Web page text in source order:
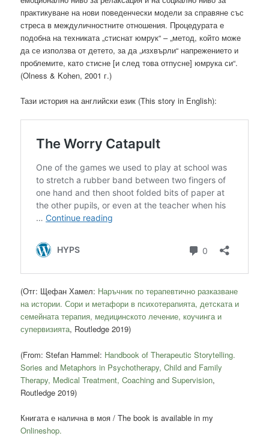
практикуване на нови поведенчески модели за справяне със
стреса в междуличностните отношения. Процедурата е
подобна на техниката „стиснат юмрук“ – „метод, който може
да се използва от детето, за да „изхвърли“ напрежението и
проблемите, като стисне [и след това отпусне] юмрука си“.
(Olness & Kohen, 2001 г.)
Тази история на английски език (This story in English):
(Отг: Щефан Хамел: Наръчник по терапевтично разказване
на истории. Сори и метафори в психотерапията, детската и
семейната терапия, медицинското лечение, коучинга и
супервизията, Routledge 2019)
(From: Stefan Hammel: Handbook of Therapeutic Storytelling.
Sories and Metaphors in Psychotherapy, Child and Family
Therapy, Medical Treatment, Coaching and Supervision,
Routledge 2019)
Книгата е налична в моя / The book is available in my
Onlineshop.